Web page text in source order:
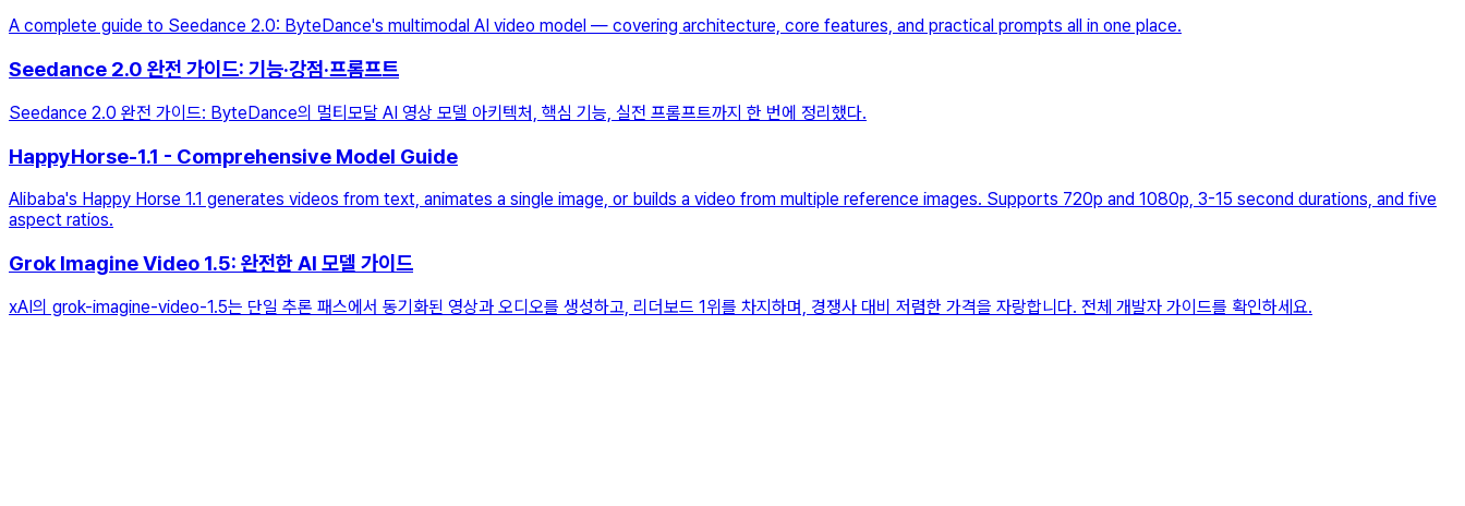
A complete guide to Seedance 2.0: ByteDance's multimodal AI video model — covering architecture, core features, and practical prompts all in one place.
Seedance 2.0 완전 가이드: 기능·강점·프롬프트
Seedance 2.0 완전 가이드: ByteDance의 멀티모달 AI 영상 모델 아키텍처, 핵심 기능, 실전 프롬프트까지 한 번에 정리했다.
HappyHorse-1.1 - Comprehensive Model Guide
Alibaba's Happy Horse 1.1 generates videos from text, animates a single image, or builds a video from multiple reference images. Supports 720p and 1080p, 3-15 second durations, and five
aspect ratios.
Grok Imagine Video 1.5: 완전한 AI 모델 가이드
xAI의 grok-imagine-video-1.5는 단일 추론 패스에서 동기화된 영상과 오디오를 생성하고, 리더보드 1위를 차지하며, 경쟁사 대비 저렴한 가격을 자랑합니다. 전체 개발자 가이드를 확인하세요.